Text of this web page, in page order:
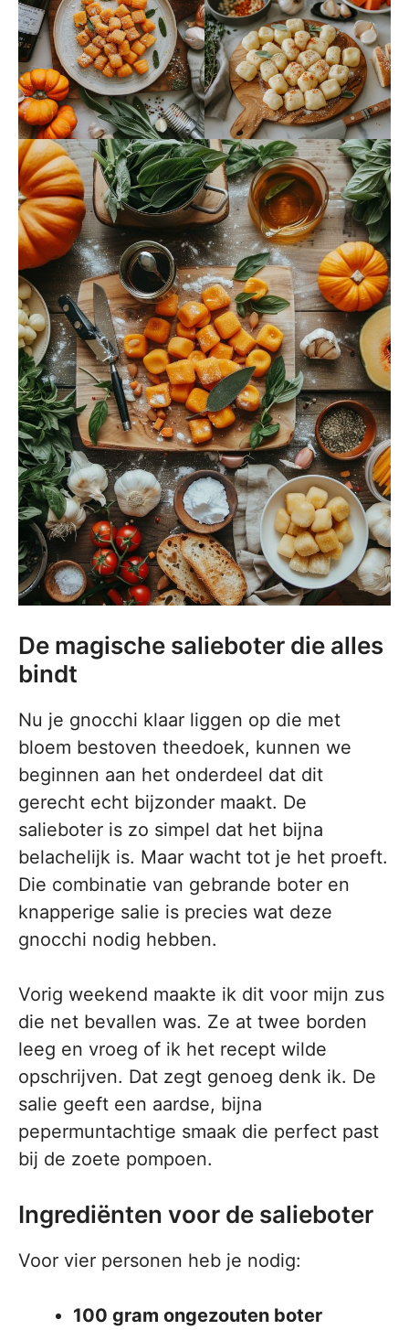
De magische salieboter die alles
bindt
Nu je gnocchi klaar liggen op die met
bloem bestoven theedoek, kunnen we
beginnen aan het onderdeel dat dit
gerecht echt bijzonder maakt. De
salieboter is zo simpel dat het bijna
belachelijk is. Maar wacht tot je het proeft.
Die combinatie van gebrande boter en
knapperige salie is precies wat deze
gnocchi nodig hebben.
Vorig weekend maakte ik dit voor mijn zus
die net bevallen was. Ze at twee borden
leeg en vroeg of ik het recept wilde
opschrijven. Dat zegt genoeg denk ik. De
salie geeft een aardse, bijna
pepermuntachtige smaak die perfect past
bij de zoete pompoen.
Ingrediënten voor de salieboter
Voor vier personen heb je nodig:
100 gram ongezouten boter